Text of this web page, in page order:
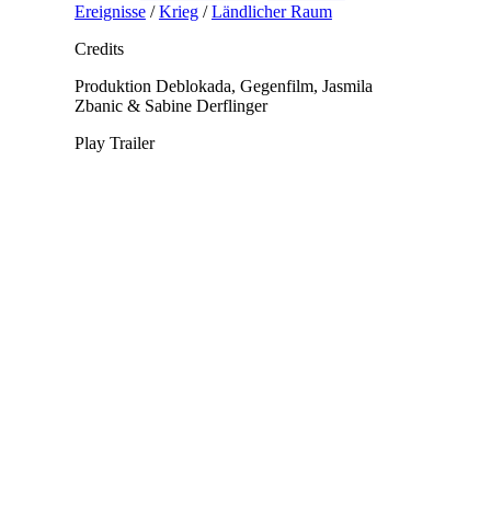
Ereignisse/Krieg/Ländlicher Raum
Credits
Produktion Deblokada, Gegenfilm, Jasmila
Zbanic & Sabine Derflinger
Play Trailer